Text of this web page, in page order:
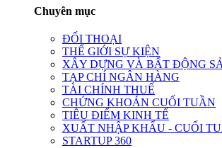
Chuyên mục
ĐỐI THOẠI
THẾ GIỚI SỰ KIỆN
XÂY DỰNG VÀ BẤT ĐỘNG
TẠP CHÍ NGÂN HÀNG
TÀI CHÍNH THUẾ
CHỨNG KHOÁN CUỐI TUẦN
TIÊU ĐIỂM KINH TẾ
XUẤT NHẬP KHẨU - CUỐI
STARTUP 360